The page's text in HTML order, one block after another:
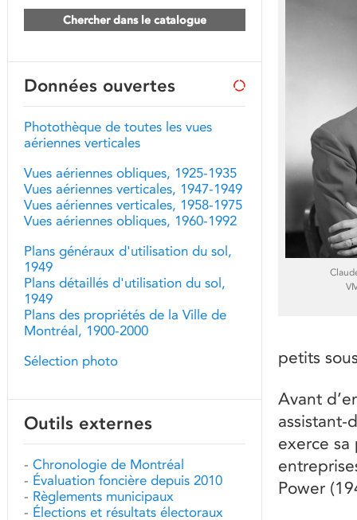
petits
Avant
assistant-
exerce sa
Power
Chercher dans le catalogue
Données ouvertes
Photothèque de toutes les vues
aériennes verticales
Vues aériennes obliques, 1925-1935
Vues aériennes verticales, 1947-1949
Vues aériennes verticales, 1958-1975
Vues aériennes obliques, 1960-1992
Plans généraux d'utilisation du sol,
1949
Plans détaillés d'utilisation du sol,
1949
Plans des propriétés de la Ville de
Montréal, 1900-2000
Sélection photo
Outils externes
- Chronologie de Montréal
- Évaluation foncière depuis 2010
- Règlements municipaux
- Élections et résultats électoraux